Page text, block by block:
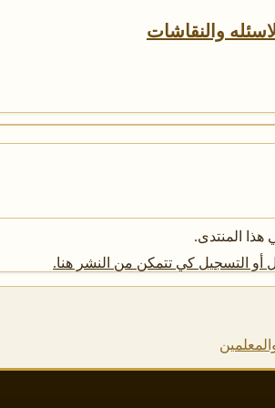
والنقاشات
هذا المنتدى.
التسجيل كي تتمكن من النشر هنا.